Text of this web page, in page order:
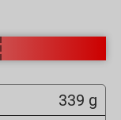
339 g